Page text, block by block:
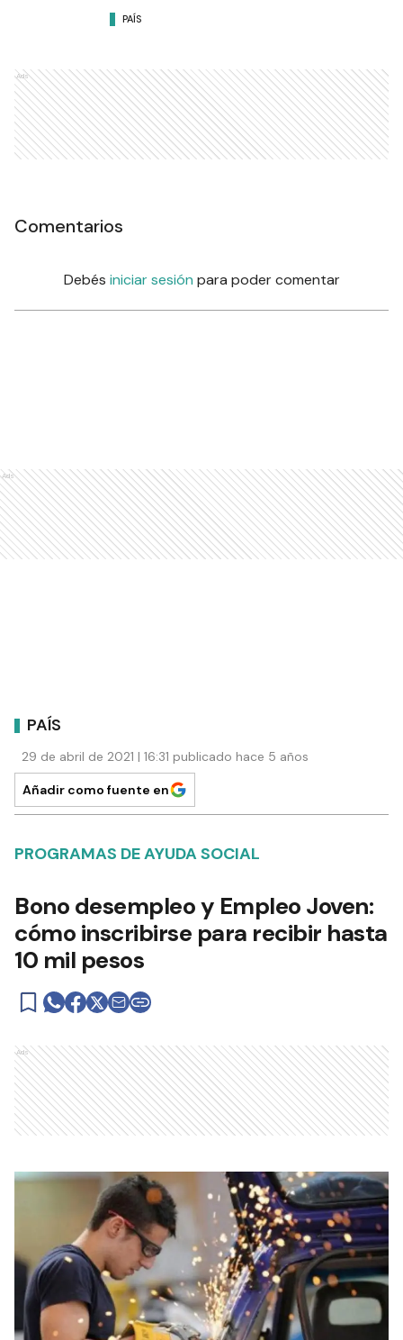
PAÍS
Ads
Comentarios
Debés iniciar sesión para poder comentar
Ads
PAÍS
29 de abril de 2021 | 16:31 publicado hace 5 años
Añadir como fuente en
PROGRAMAS DE AYUDA SOCIAL
Bono desempleo y Empleo Joven:
cómo inscribirse para recibir hasta
10 mil pesos
Ads